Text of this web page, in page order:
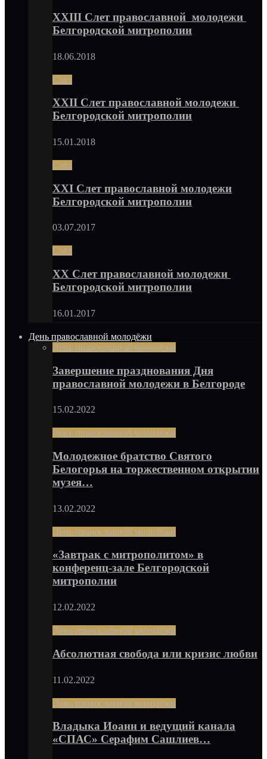
XXIII Слет православной молодежи
Белгородской митрополии
18.06.2018
Слёт
XXII Слет православной молодежи
Белгородской митрополии
15.01.2018
Слёт
XXI Слет православной молодежи
Белгородской митрополии
03.07.2017
Слёт
XX Слет православной молодежи
Белгородской митрополии
16.01.2017
День православной молодёжи
День православной молодёжи
Завершение празднования Дня
православной молодежи в Белгороде
15.02.2022
День православной молодёжи
Молодежное братство Святого
Белогорья на торжественном открытии
музея…
13.02.2022
День православной молодёжи
«Завтрак с митрополитом» в
конференц-зале Белгородской
митрополии
12.02.2022
День православной молодёжи
Абсолютная свобода или кризис любви
11.02.2022
День православной молодёжи
Владыка Иоанн и ведущий канала
«СПАС» Серафим Сашлиев…